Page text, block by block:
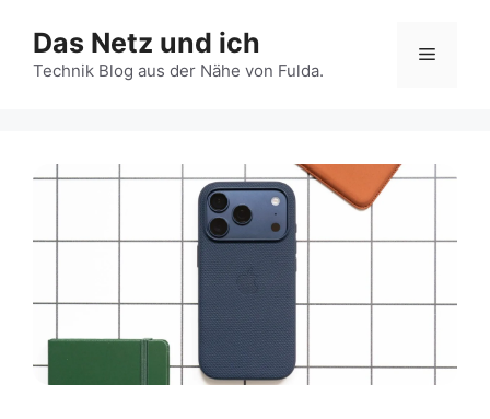
Inhalt
springen
Das Netz und ich
Technik Blog aus der Nähe von Fulda.
Menü